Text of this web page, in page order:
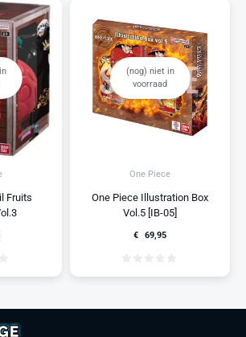
Fruits
(nog) niet in
voorraad
One Piece
One Piece Illustration Box
Vol.5 [IB-05]
€ 69,95